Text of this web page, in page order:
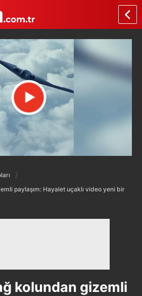
paylaşım: Hayalet uçaklı video yeni bir
kolundan gizemli